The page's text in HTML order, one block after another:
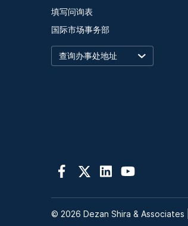
填写问询表
国际市场事务部
© 2026 Dezan Shira & Associates |